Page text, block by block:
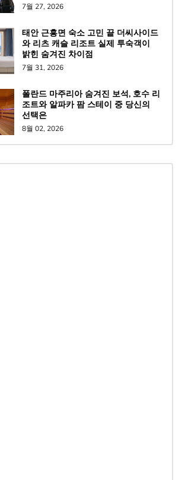
7월 27, 2026
태안 근흥면 숙소 고민 끝 더씨사이드
와 리츠 캐슬 리조트 실제 투숙객이
밝힌 숨겨진 차이점
7월 31, 2026
폴란드 마주리아 숨겨진 보석, 호수 리
조트와 알파카 팜 스테이 중 당신의
선택은
8월 02, 2026